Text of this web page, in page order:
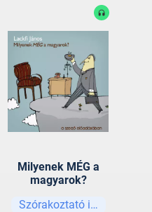
Milyenek MÉG a
magyarok?
Szórakoztató irodalom